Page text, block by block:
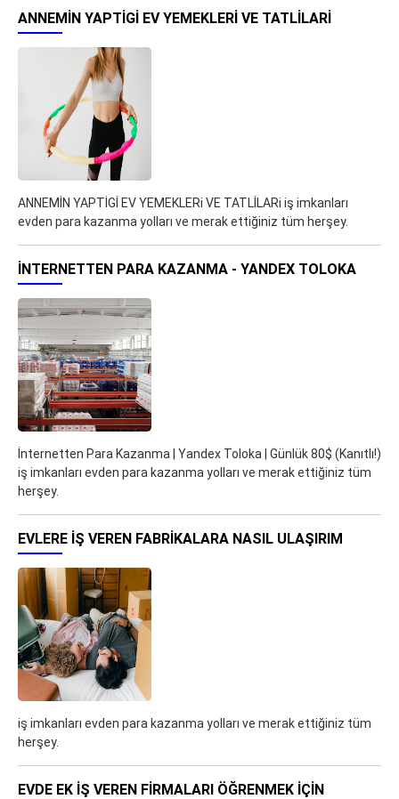
ANNEMİN YAPTİGİ EV YEMEKLERI VE TATLİLARI
ANNEMİN YAPTİGİ EV YEMEKLERi VE TATLİLARi iş imkanları
evden para kazanma yolları ve merak ettiğiniz tüm herşey.
İNTERNETTEN PARA KAZANMA - YANDEX TOLOKA
İnternetten Para Kazanma | Yandex Toloka | Günlük 80$ (Kanıtlı!)
iş imkanları evden para kazanma yolları ve merak ettiğiniz tüm
herşey.
EVLERE İŞ VEREN FABRIKALARA NASIL ULAŞIRIM
iş imkanları evden para kazanma yolları ve merak ettiğiniz tüm
herşey.
EVDE EK IŞ VEREN FIRMALARI ÖĞRENMEK IÇIN